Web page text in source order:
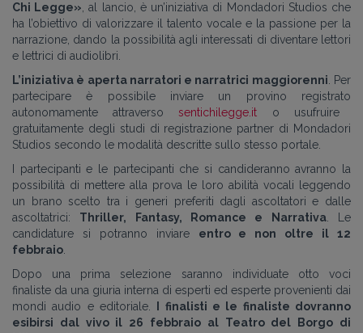
Chi Legge» al lancio, è un’iniziativa di Mondadori Studios che
ha l’obiettivo di valorizzare il talento vocale e la passione per la
narrazione dando la possibilità agli interessati di diventare lettori
e lettrici di audiolibri
L’iniziativa è aperta narratori e narratrici maggiorenni
Per
partecipare è possibile inviare un provino registrato
autonomamente attraversosentichilegge.it o usufruire
gratuitamente degli studi di registrazione partner di Mondadori
Studios secondo le modalità descritte sullo stesso portale.
I partecipanti e le partecipanti che si candideranno avranno la
possibilità di mettere alla prova le loro abilità vocali leggendo
un brano scelto tra i generi preferiti dagli ascoltatori e dalle
ascoltatrici: Thriller, Fantasy, Romance e Narrativa. Le
candidature si potranno inviare entro e non oltre il 12
febbraio
Dopo una prima selezione saranno individuate otto voci
finaliste da una giuria interna di esperti ed esperte provenienti dai
mondi audio e editoriale.
I finalisti e le finaliste dovranno
esibirsi dal vivo il 26 febbraio al Teatro del Borgo di